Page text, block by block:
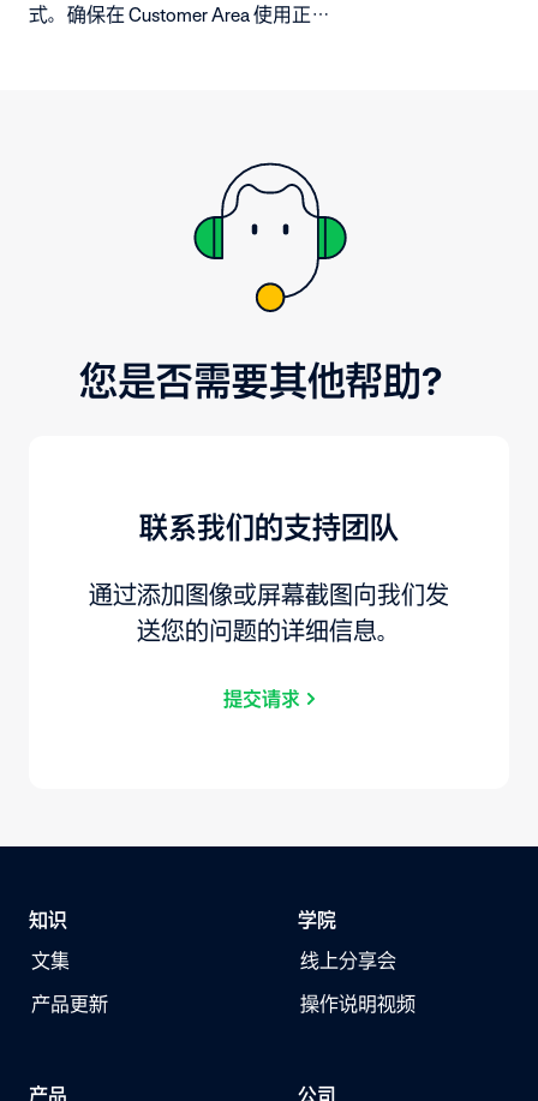
式。确保在 Customer Area 使用正确
您是否需要其他帮助？
联系我们的支持团队
通过添加图像或屏幕截图向我们发
送您的问题的详细信息。
提交请求
知识
文集
产品更新
学院
线上分享会
操作说明视频
产品 公司